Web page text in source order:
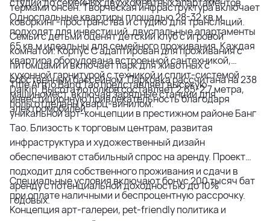
термами онсен. Творческая инфраструктура включает
коворкинг-пространства и студию для трансляций.
Семьи с детьми оценят детский клуб с игровой
комнатой. Корпус C адаптирован для проживания с
питомцами и включает парк для животных с
собственным бассейном. Парковка рассчитана на 238
машиномест, включая зарядные станции для
электромобилей.
Односпальные квартиры площадью 28-32 кв.м
подходят для инвестиций, двуспальные апартаменты
65 кв.м идеальны для семейного проживания. Каждая
квартира оборудована встроенной сантехникой,
кухонной гарнитурой с техникой и сплит-системой
Daikin. Высота потолков составляет 2,65-2,7 метра,
полы отделаны кварц-винилом.
Title Artrio Bang Tao представляет высокую
инвестиционную привлекательность благодаря
уникальной арт-концепции в престижном районе Банг
Тао. Близость к торговым центрам, развитая
инфраструктура и художественный дизайн
обеспечивают стабильный спрос на аренду. Проект
подходит для собственного проживания и сдачи в
аренду с потенциальной доходностью до 10%
годовых.
Специальные условия включают бонус 200 тысяч бат
при оплате наличными и беспроцентную рассрочку.
Концепция арт-галереи, pet-friendly политика и